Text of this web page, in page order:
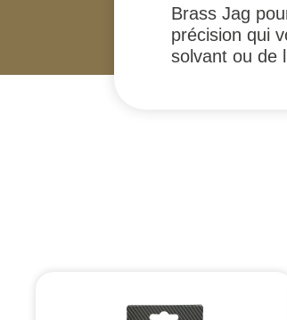
Brass Jag
précision qui
solvant ou de